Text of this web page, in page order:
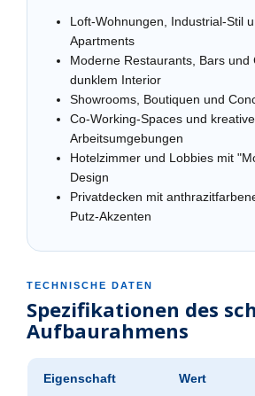
Loft-Wohnungen, Industrial-Stil
Apartments
Moderne Restaurants, Bars und
dunklem Interior
Showrooms, Boutiquen und
Co-Working-Spaces und kreative
Arbeitsumgebungen
Hotelzimmer und Lobbies mit
Design
Privatdecken mit
Putz-Akzenten
TECHNISCHE DATEN
Spezifikationen des
Aufbaurahmens
Eigenschaft Wert